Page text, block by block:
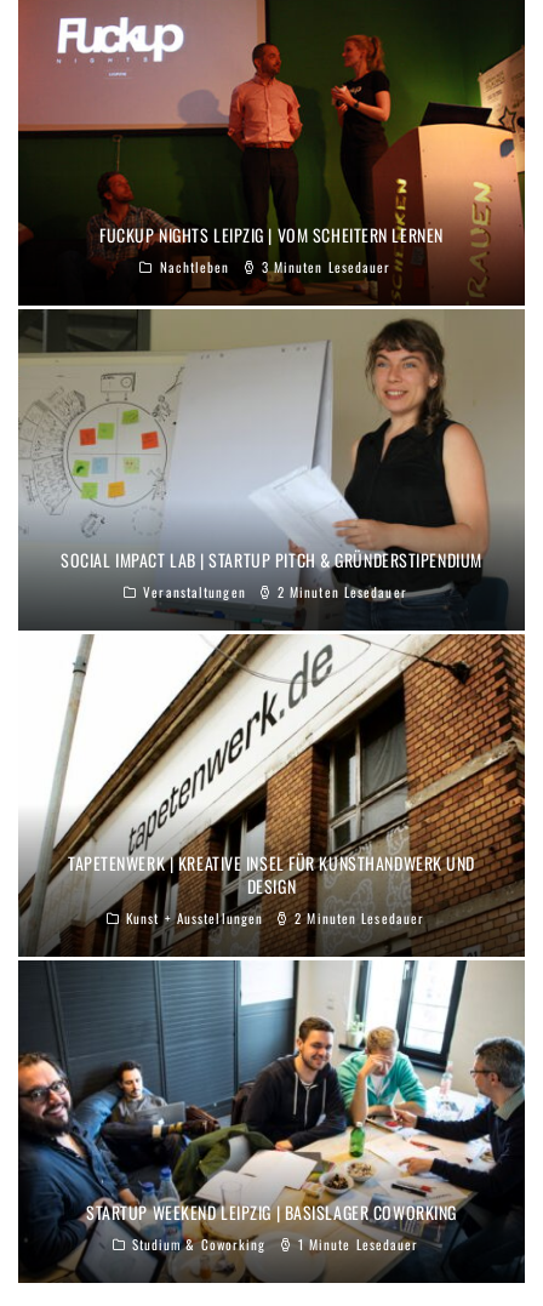
FUCKUP NIGHTS LEIPZIG | VOM SCHEITERN LERNEN
Nachtleben 3 Minuten Lesedauer
SOCIAL IMPACT LAB | STARTUP PITCH & GRÜNDERSTIPENDIUM
Veranstaltungen 2 Minuten Lesedauer
TAPETENWERK | KREATIVE INSEL FÜR KUNSTHANDWERK UND
DESIGN
Kunst + Ausstellungen 2 Minuten Lesedauer
STARTUP WEEKEND LEIPZIG | BASISLAGER COWORKING
Studium & Coworking 1 Minute Lesedauer